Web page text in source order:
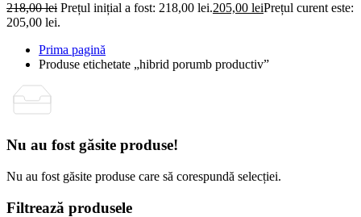
218,00lei Prețul inițial a fost: 218,00 lei.205,00 leiPrețul curent este:
205,00 lei.
Prima pagină
Produse etichetate „hibrid porumb productiv”
Nu au fost găsite produse!
Nu au fost găsite produse care să corespundă selecției.
Filtrează produsele